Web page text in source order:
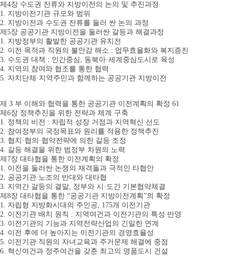
제4장 수도권 잔류와 지방이전의 논의 및 추진과정
1. 지방이전기관 규모와 범위
2. 지방이전과 수도권 잔류를 둘러 싼 논의 과정
제5장 공공기관 지방이전을 둘러싼 갈등과 해결과정
1. 지방정부의 활발한 공공기관 유치전
2. 이전 목적과 직원의 불안감 해소 : 업무효율화와 복지증진
3. 수도권 대책 : 인간중심, 동북아·세계중심도시로 육성
4. 지역의 참여와 협조를 통한 협력
5. 자치단체·지역주민과 함께하는 공공기관 지방이전
제 3 부 이해와 협력을 통한 공공기관 이전계획의 확정 61
제6장 정책추진을 위한 전략과 체계 구축
1. 정책의 비전 : 자립적 성장 거점과 지역혁신 선도
2. 참여정부의 국정목표와 원리를 적용한 정책추진
3. 협치·협의·협약전략에 의한 갈등 조정
4. 갈등 해결을 위한 범정부 차원의 노력
제7장 대타협을 통한 이전계획의 확정
1. 이전을 둘러싼 논쟁의 재격돌과 극적인 타협안
2. 공공기관 노조의 반대와 대타협
3. 지역간 갈등의 결말, 정부와 시·도간 기본협약체결
제8장 대타협을 통한 “공공기관 지방이전계획”의 확정
1. 자립형 지방화시대의 주인공, 175개 이전기관
2. 이전기관 배치 원칙 : 지역여건과 이전기관의 특성 반영
3. 이전기관의 기능과 지역전략산업의 긴밀한 연계
4. 이전 후에 더 높아지는 이전기관의 경영효율성
5. 이전기관 직원의 자녀교육과 주거문제 해결에 중점
6. 혁신여건과 정주여건을 갖춘 최고의 명품도시 건설